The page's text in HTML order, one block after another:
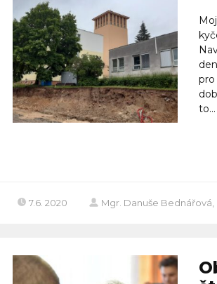
pro
to...
7.6. 2020 Mgr. Danuše Bednářová,